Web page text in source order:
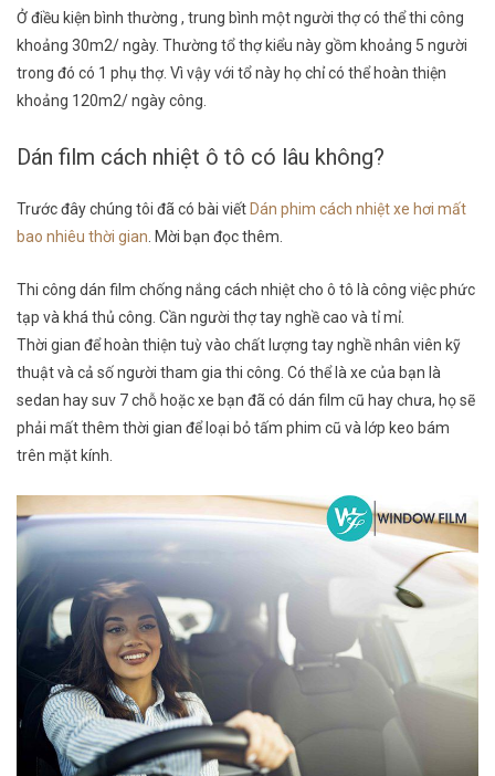
Ở điều kiện bình thường , trung bình một người thợ có thể thi công
khoảng 30m2/ ngày. Thường tổ thợ kiểu này gồm khoảng 5 người
trong đó có 1 phụ thợ. Vì vậy với tổ này họ chỉ có thể hoàn thiện
khoảng 120m2/ ngày công.
Dán film cách nhiệt ô tô có lâu không?
Trước đây chúng tôi đã có bài viết Dán phim cách nhiệt xe hơi mất
bao nhiêu thời gian . Mời bạn đọc thêm.
Thi công dán film chống nắng cách nhiệt cho ô tô là công việc phức
tạp và khá thủ công. Cần người thợ tay nghề cao và tỉ mỉ.
Thời gian để hoàn thiện tuỳ vào chất lượng tay nghề nhân viên kỹ
thuật và cả số người tham gia thi công. Có thể là xe của bạn là
sedan hay suv 7 chỗ hoặc xe bạn đã có dán film cũ hay chưa, họ sẽ
phải mất thêm thời gian để loại bỏ tấm phim cũ và lớp keo bám
trên mặt kính.